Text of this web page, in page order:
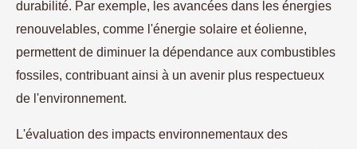
durabilité. Par exemple, les avancées dans les énergies
renouvelables, comme l'énergie solaire et éolienne,
permettent de diminuer la dépendance aux combustibles
fossiles, contribuant ainsi à un avenir plus respectueux
de l'environnement.
L'évaluation des impacts environnementaux des